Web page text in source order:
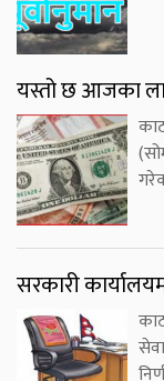
यस्तो छ आजका
सरकारी